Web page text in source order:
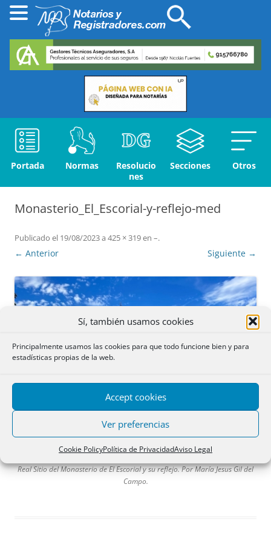
Sí, también usamos cookies
Principalmente usamos las cookies para que todo funcione bien y para
estadísticas propias de la web.
Accept cookies
Ver preferencias
Cookie PolicyPolítica de PrivacidadAviso Legal
Portada Normas
Resolucio
nes
Secciones Otros
Monasterio_El_Escorial-y-reflejo-med
Publicado el 19/08/2023a 425 × 319en –.
← Anterior Siguiente →
Real Sitio del Monasterio de El Escorial y su reflejo. Por María Jesus Gil del
Campo.